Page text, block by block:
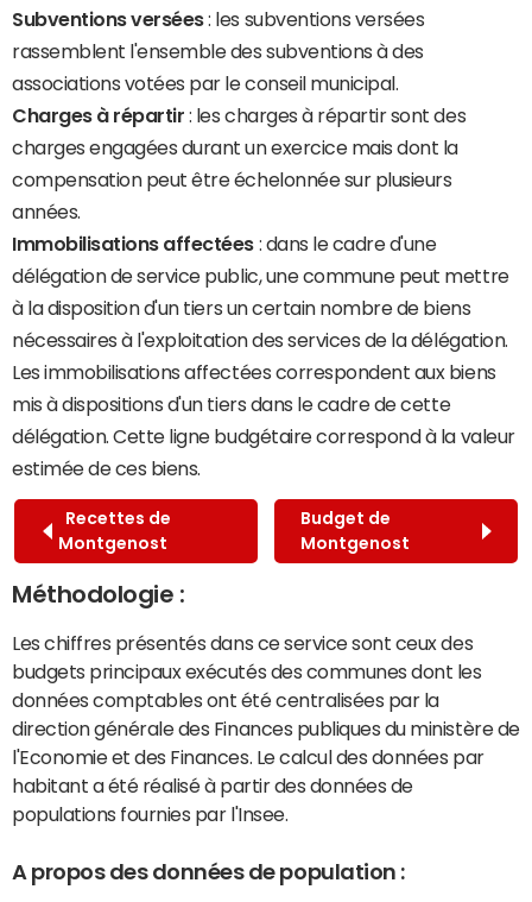
Subventions versées: les subventions versées
rassemblent l'ensemble des subventions à des
associations votées par le conseil municipal.
Charges à répartir : les charges à répartir sont des
charges engagées durant un exercice mais dont la
compensation peut être échelonnée sur plusieurs
années.
Immobilisations affectées : dans le cadre d'une
délégation de service public, une commune peut mettre
à la disposition d'un tiers un certain nombre de biens
nécessaires à l'exploitation des services de la délégation.
Les immobilisations affectées correspondent aux biens
mis à dispositions d'un tiers dans le cadre de cette
délégation. Cette ligne budgétaire correspond à la valeur
estimée de ces biens.
Recettes de
Montgenost
Budget de
Montgenost
Méthodologie :
Les chiffres présentés dans ce service sont ceux des
budgets principaux exécutés des communes dont les
données comptables ont été centralisées par la
direction générale des Finances publiques du ministère de
l'Economie et des Finances. Le calcul des données par
habitant a été réalisé à partir des données de
populations fournies par l'Insee.
A propos des données de population :